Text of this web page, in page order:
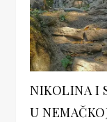
NIKOLINA I
U